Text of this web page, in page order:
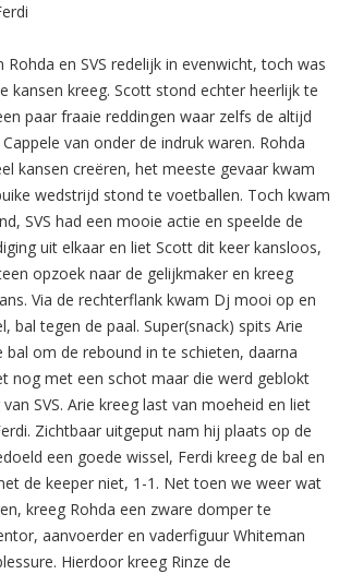
Rohda en SVS redelijk in evenwicht, toch was
kansen kreeg. Scott stond echter heerlijk te
paar fraaie reddingen waar zelfs de altijd
van onder de indruk waren. Rohda
kansen creëren, het meeste gevaar kwam
wedstrijd stond te voetballen. Toch kwam
SVS had een mooie actie en speelde de
uit elkaar en liet Scott dit keer kansloos,
opzoek naar de gelijkmaker en kreeg
Via de rechterflank kwam Dj mooi op en
bal tegen de paal. Super(snack) spits Arie
bal om de rebound in te schieten, daarna
nog met een schot maar die werd geblokt
SVS. Arie kreeg last van moeheid en liet
Zichtbaar uitgeput nam hij plaats op de
een goede wissel, Ferdi kreeg de bal en
de keeper niet, 1-1. Net toen we weer wat
kreeg Rohda een zware domper te
aanvoerder en vaderfiguur Whiteman
Hierdoor kreeg Rinze de